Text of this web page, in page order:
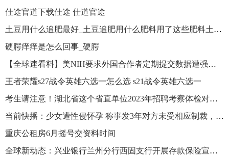
仕途官道下载仕途 仕道官途
土豆用什么追肥最好_土豆追肥用什么肥料用了这些肥料土豆养得活才怪 世界快播
硬腭痒痒是怎么回事_硬腭
【全球速看料】美NIH要求外国合作者定期提交数据遭强烈抗议
王者荣耀s27战令英雄六选一怎么选 s21战令英雄六选一
考生请注意！湖北省这个省直单位2023年招聘考察体检对象公示已出
当前快播：少女遭性侵怀孕 称事发3年对方未受相应制裁，家属曾多次追问
重庆公租房6月摇号交资料时间
全球新动态：兴业银行兰州分行西固支行开展存款保险宣传活动